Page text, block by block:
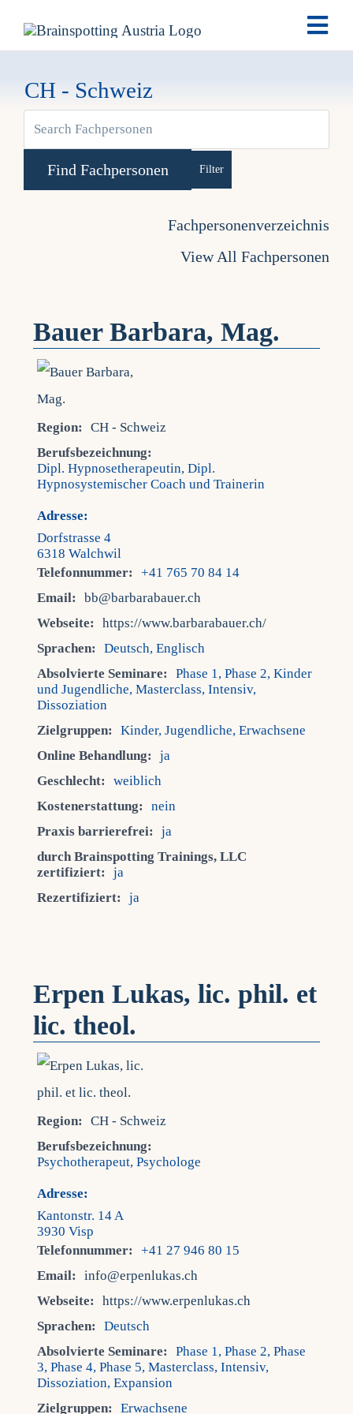
CH - Schweiz
View
Larger
Fachpersonenverzeichnis
View All Fachpersonen
Bauer Barbara, Mag.
Region:
CH - Schweiz
Berufsbezeichnung:
Dipl. Hypnosetherapeutin, Dipl.
Hypnosystemischer Coach und Trainerin
Adresse:
Dorfstrasse 4
6318 Walchwil
Telefonnummer:
+41 765 70 84 14
Email:
bb@barbarabauer.ch
Webseite:
https://www.barbarabauer.ch/
Sprachen:
Deutsch, Englisch
Absolvierte Seminare:
Phase 1, Phase 2, Kinder
und Jugendliche, Masterclass, Intensiv,
Dissoziation
Zielgruppen:
Kinder, Jugendliche, Erwachsene
Online Behandlung:
ja
Geschlecht:
weiblich
Kostenerstattung:
nein
Praxis barrierefrei:
ja
durch Brainspotting Trainings, LLC
zertifiziert:
ja
Rezertifiziert:
ja
Erpen Lukas, lic. phil. et
lic. theol.
Region:
CH - Schweiz
Berufsbezeichnung:
Psychotherapeut, Psychologe
Adresse:
Kantonstr. 14 A
3930 Visp
Telefonnummer:
+41 27 946 80 15
Email:
info@erpenlukas.ch
Webseite:
https://www.erpenlukas.ch
Sprachen:
Deutsch
Absolvierte Seminare:
Phase 1, Phase 2, Phase
3, Phase 4, Phase 5, Masterclass, Intensiv,
Dissoziation, Expansion
Zielgruppen:
Erwachsene